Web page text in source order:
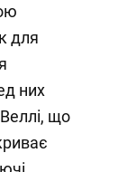
для
них
що